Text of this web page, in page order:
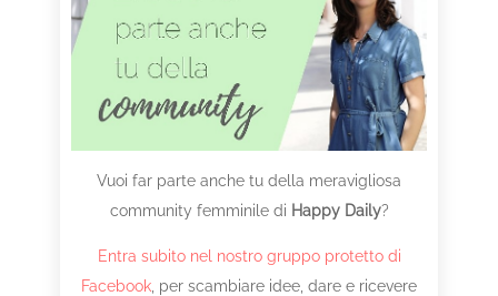
Vuoi far parte anche tu della meravigliosa
community femminile di Happy Daily?
Entra subito nel nostro gruppo protetto di
Facebook , per scambiare idee, dare e ricevere